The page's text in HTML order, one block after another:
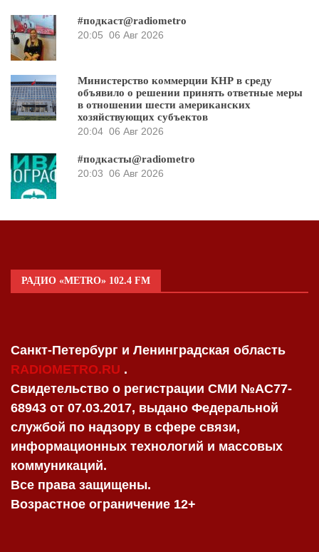
#подкаст@radiometro
20:05 06 Авг 2026
Министерство коммерции КНР в среду
объявило о решении принять ответные меры
в отношении шести американских
хозяйствующих субъектов
20:04 06 Авг 2026
#подкасты@radiometro
20:03 06 Авг 2026
РАДИО «METRO» 102.4 FM
Санкт-Петербург и Ленинградская область
RADIOMETRO.RU .
Свидетельство о регистрации СМИ №AC77-
68943 от 07.03.2017, выдано Федеральной
службой по надзору в сфере связи,
информационных технологий и массовых
коммуникаций.
Все права защищены.
Возрастное ограничение 12+